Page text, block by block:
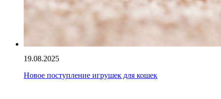
19.08.2025
Новое поступление игрушек для кошек